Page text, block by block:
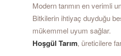
Modern tarımın en verimli
Bitkilerin ihtiyaç duyduğu
mükemmel uyum sağlar.
Hoşgül Tarım, üreticilere